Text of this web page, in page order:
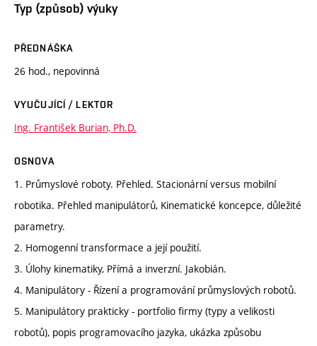
Typ (způsob) výuky
PŘEDNÁŠKA
26 hod., nepovinná
VYUČUJÍCÍ / LEKTOR
Ing. František Burian, Ph.D.
OSNOVA
1. Průmyslové roboty. Přehled. Stacionární versus mobilní
robotika. Přehled manipulátorů, Kinematické koncepce, důležité
parametry.
2. Homogenní transformace a její použití.
3. Úlohy kinematiky, Přímá a inverzní. Jakobián.
4. Manipulátory - Řízení a programování průmyslových robotů.
5. Manipulátory prakticky - portfolio firmy (typy a velikosti
robotů), popis programovacího jazyka, ukázka způsobu